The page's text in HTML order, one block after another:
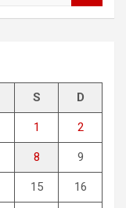
S D
1 2
8 9
15 16